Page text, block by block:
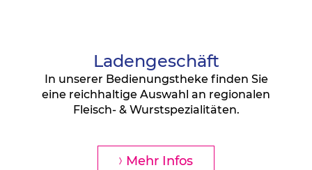
Ladengeschäft
In unserer Bedienungstheke finden Sie
eine reichhaltige Auswahl an regionalen
Fleisch- & Wurstspezialitäten.
Mehr Infos